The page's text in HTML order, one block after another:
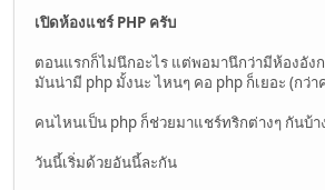
เปิดห้องแชร์ PHP ครับ
ตอนแรกก็ไม่นึกอะไร แต่พอมานึกว่ามีห้องอัง
มันน่ามี php มั้งนะ ไหนๆ คอ php ก็เยอะ (กว่า
คนไหนเป็น php ก็ช่วยมาแชร์ทริกต่างๆ กันบ้า
วันนี้เริ่มด้วยอันนี้ละกัน